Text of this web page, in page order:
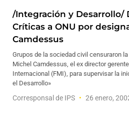
/Integración y Desarrollo/
Críticas a ONU por
Camdessus
Grupos de la sociedad civil censuraron
Michel Camdessus, el ex director
Internacional (FMI), para supervisar la
el Desarrollo»
Corresponsal de IPS 26 enero,